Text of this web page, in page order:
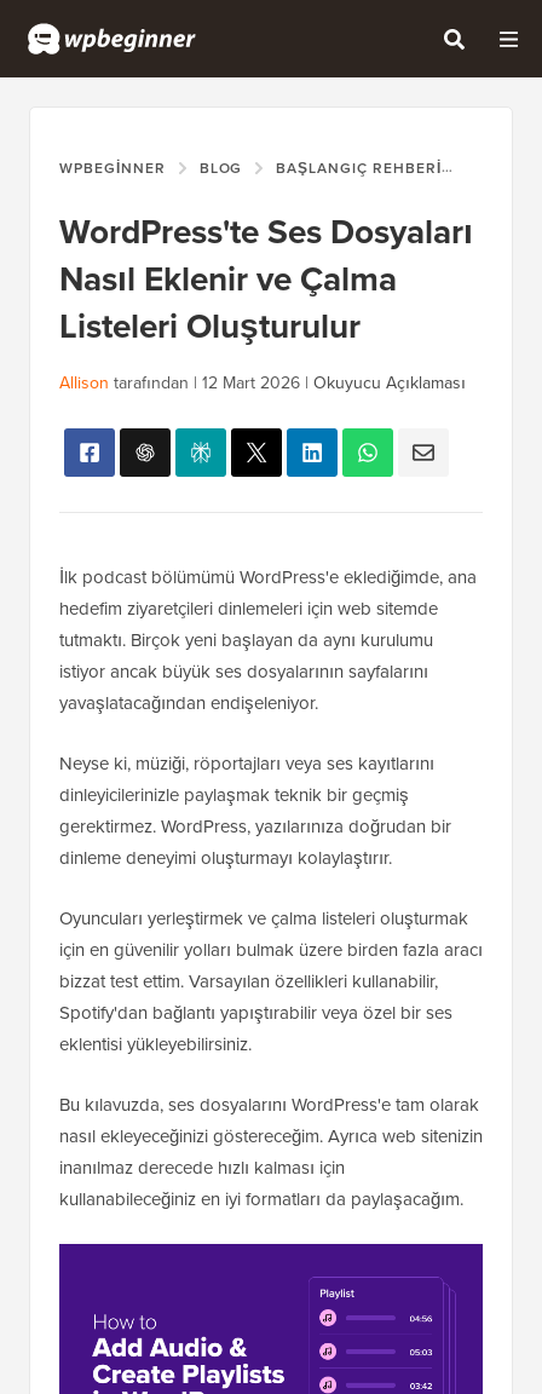
WPBEGINNER BLOG BAŞLANGIÇ REHBERI
WordPress'te Ses Dosyaları
Nasıl Eklenir ve Çalma
Listeleri Oluşturulur
Allison tarafından | 12 Mart 2026 | Okuyucu Açıklaması
İlk podcast bölümümü WordPress'e eklediğimde, ana
hedefim ziyaretçileri dinlemeleri için web sitemde
tutmaktı. Birçok yeni başlayan da aynı kurulumu
istiyor ancak büyük ses dosyalarının sayfalarını
yavaşlatacağından endişeleniyor.
Neyse ki, müziği, röportajları veya ses kayıtlarını
dinleyicilerinizle paylaşmak teknik bir geçmiş
gerektirmez. WordPress, yazılarınıza doğrudan bir
dinleme deneyimi oluşturmayı kolaylaştırır.
Oyuncuları yerleştirmek ve çalma listeleri oluşturmak
için en güvenilir yolları bulmak üzere birden fazla aracı
bizzat test ettim. Varsayılan özellikleri kullanabilir,
Spotify'dan bağlantı yapıştırabilir veya özel bir ses
eklentisi yükleyebilirsiniz.
Bu kılavuzda, ses dosyalarını WordPress'e tam olarak
nasıl ekleyeceğinizi göstereceğim. Ayrıca web sitenizin
inanılmaz derecede hızlı kalması için
kullanabileceğiniz en iyi formatları da paylaşacağım.